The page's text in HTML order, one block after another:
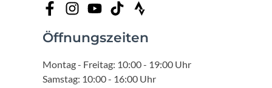
Öffnungszeiten
Montag - Freitag: 10:00 - 19:00 Uhr
Samstag: 10:00 - 16:00 Uhr